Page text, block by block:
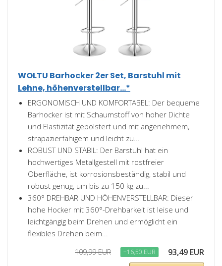
WOLTU Barhocker 2er Set, Barstuhl mit
Lehne, höhenverstellbar...*
ERGONOMISCH UND KOMFORTABEL: Der bequeme
Barhocker ist mit Schaumstoff von hoher Dichte
und Elastizität gepolstert und mit angenehmem,
strapazierfähigem und leicht zu...
ROBUST UND STABIL: Der Barstuhl hat ein
hochwertiges Metallgestell mit rostfreier
Oberfläche, ist korrosionsbeständig, stabil und
robust genug, um bis zu 150 kg zu...
360° DREHBAR UND HÖHENVERSTELLBAR: Dieser
hohe Hocker mit 360°-Drehbarkeit ist leise und
leichtgängig beim Drehen und ermöglicht ein
flexibles Drehen beim...
109,99 EUR −16,50 EUR 93,49 EUR